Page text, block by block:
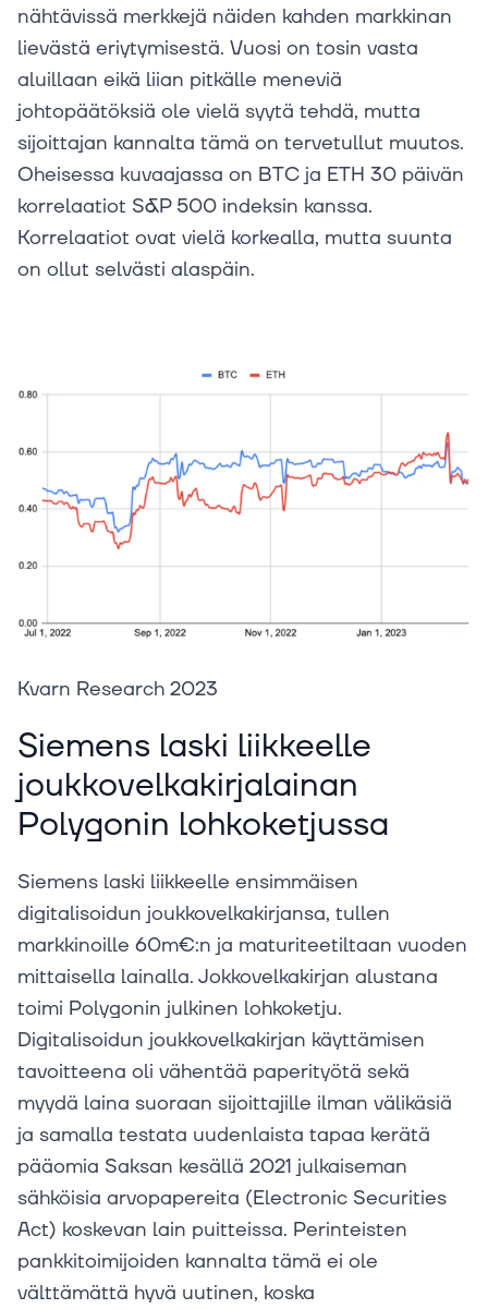
nähtävissä merkkejä näiden kahden markkinan
lievästä eriytymisestä. Vuosi on tosin vasta
aluillaan eikä liian pitkälle meneviä
johtopäätöksiä ole vielä syytä tehdä, mutta
sijoittajan kannalta tämä on tervetullut muutos.
Oheisessa kuvaajassa on BTC ja ETH 30 päivän
korrelaatiot S&P 500 indeksin kanssa.
Korrelaatiot ovat vielä korkealla, mutta suunta
on ollut selvästi alaspäin.
Kvarn Research 2023‍
Siemens laski liikkeelle
joukkovelkakirjalainan
Polygonin lohkoketjussa
Siemens laski liikkeelle ensimmäisen
digitalisoidun joukkovelkakirjansa, tullen
markkinoille 60m€:n ja maturiteetiltaan vuoden
mittaisella lainalla. Jokkovelkakirjan alustana
toimi Polygonin julkinen lohkoketju.
Digitalisoidun joukkovelkakirjan käyttämisen
tavoitteena oli vähentää paperityötä sekä
myydä laina suoraan sijoittajille ilman välikäsiä
ja samalla testata uudenlaista tapaa kerätä
pääomia Saksan kesällä 2021 julkaiseman
sähköisia arvopapereita (Electronic Securities
Act) koskevan lain puitteissa. Perinteisten
pankkitoimijoiden kannalta tämä ei ole
välttämättä hyvä uutinen, koska